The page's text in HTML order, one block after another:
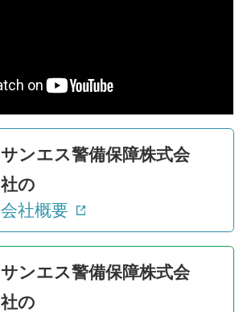
サンエス警備保障株式会
社の
会社概要
サンエス警備保障株式会
社の